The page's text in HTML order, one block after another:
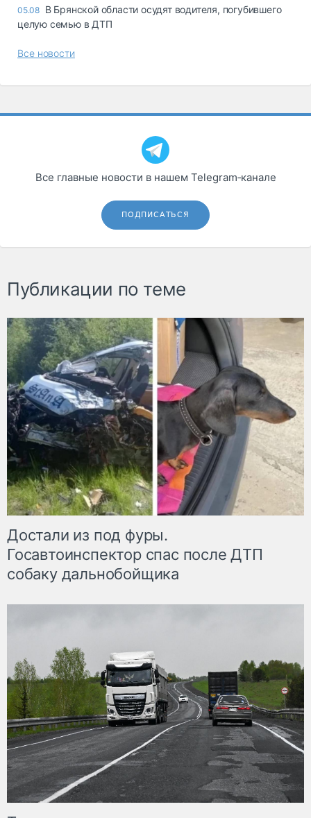
05.08 В Брянской области осудят водителя, погубившего
целую семью в ДТП
Все новости
Все главные новости в нашем Telegram‑канале
ПОДПИСАТЬСЯ
Публикации по теме
Достали из под фуры.
Госавтоинспектор спас после ДТП
собаку дальнобойщика